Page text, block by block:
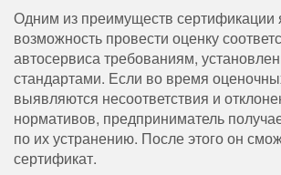
Одним из преимуществ сертификации
возможность провести оценку
автосервиса требованиям,
стандартами. Если во время
выявляются несоответствия и
нормативов, предприниматель
по их устранению. После этого он
сертификат.